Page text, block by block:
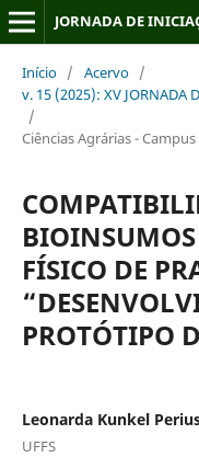
JORNADA DE
Início / Acervo /
v. 15 (2025): XV JORNADA
/
Ciências Agrárias -
FÍSICO DE
PROTÓTIPO
Leonarda Kunkel
UFFS